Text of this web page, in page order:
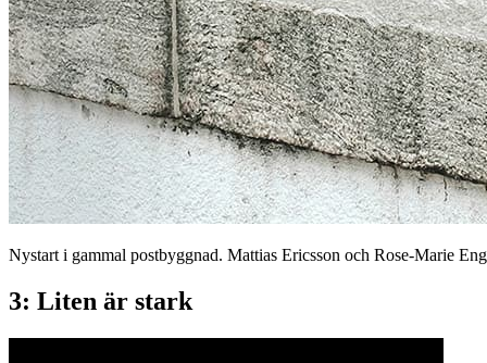
Nystart i gammal postbyggnad. Mattias Ericsson och Rose-Marie
3: Liten är stark